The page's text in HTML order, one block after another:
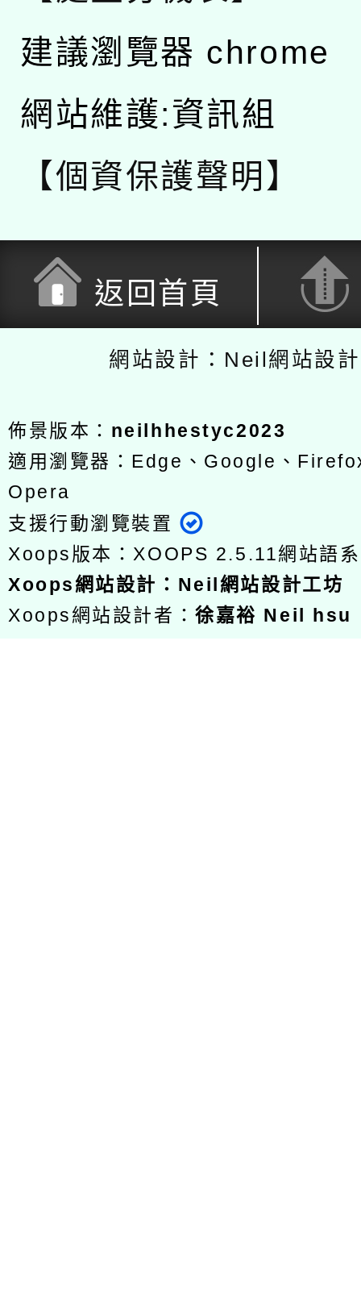
建議瀏覽器 chrome
網站維護:資訊組
【個資保護聲明】
返回首頁
網站設計：Neil網站設
佈景版本： neilhhestyc2023
適用瀏覽器：Edge、Google、
Opera
支援行動瀏覽裝置
Xoops版本：XOOPS 2.5.11網站語
Xoops網站設計 ： Neil網站設計工坊
Xoops網站設計者：徐嘉裕 Neil hsu